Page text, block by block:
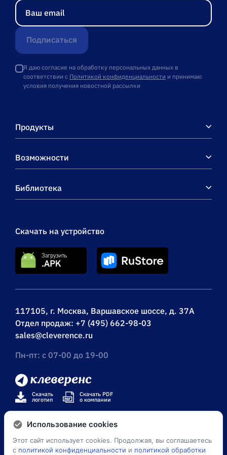
Использование cookies
Этот сайт использует cookies. Продолжая, вы соглашаетесь
с политикой конфиденциальности и политикой обработки
Подписаться
Я даю согласие на обработку персональных данных в
соответствии с Политикой конфиденциальности и принимаю
условия получения новостной рассылки
117105, г. Москва, Варшавское шоссе, д. 37А
Отдел продаж: +7 (495) 662-98-03
sales@cleverence.ru
Пн-пт: с 07-00 до 19-00
Скачать на устройство
Скачать
логотип
Скачать PDF
о компании
Продукты
Возможности
Библиотека
© Клеверенс 2026